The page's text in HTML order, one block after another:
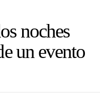
noches
un evento